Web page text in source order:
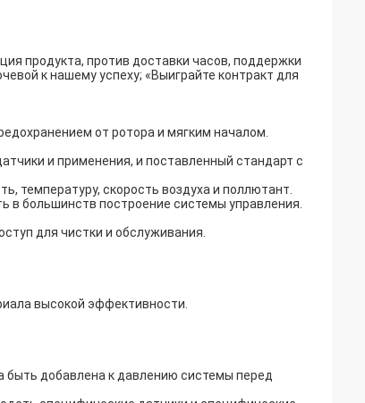
продукта, против доставки часов, поддержки
к нашему успеху; «Выиграйте контракт для
от ротора и мягким началом.
и применения, и поставленный стандарт с
температуру, скорость воздуха и поллютант.
в большинств построение системы управления.
для чистки и обслуживания.
высокой эффективности.
быть добавлена к давлению системы перед